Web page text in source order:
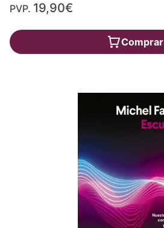
PVP. 19,90€
Comprar